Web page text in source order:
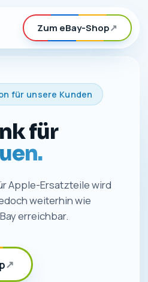
Zum eBay-Shop↗
für unsere Kunden
für
Apple-Ersatzteile wird
weiterhin wie
erreichbar.
↗